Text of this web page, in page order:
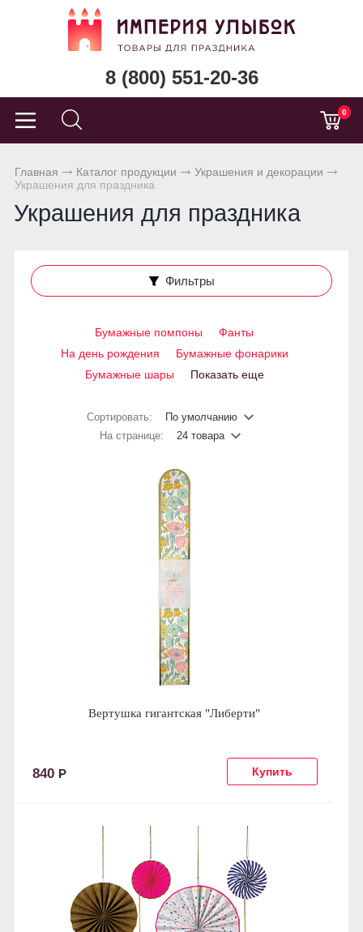
8 (800) 551-20-36
0
Главная Каталог продукции
Украшения и декорации
Украшения для праздника
Украшения для праздника
Фильтры
Бумажные помпоны
Фанты
На день рождения
Бумажные фонарики
Бумажные шары
Показать еще
Сортировать:
По умолчанию
На странице:
24 товара
Вертушка гигантская "Либерти"
840 Р